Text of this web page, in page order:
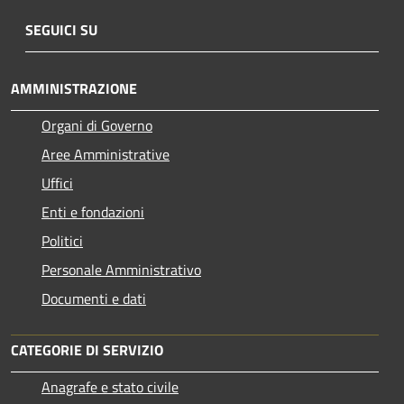
SEGUICI SU
AMMINISTRAZIONE
Organi di Governo
Aree Amministrative
Uffici
Enti e fondazioni
Politici
Personale Amministrativo
Documenti e dati
CATEGORIE DI SERVIZIO
Anagrafe e stato civile